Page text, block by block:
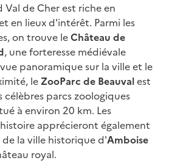
de Cher est riche en
en lieux d'intérêt. Parmi les
on trouve leChâteau de
, une forteresse médiévale
panoramique sur la ville et le
le ZooParc de Beauvalest
célèbres parcs zoologiques
à environ 20 km. Les
apprécieront également
la ville historique d'Amboise
royal.